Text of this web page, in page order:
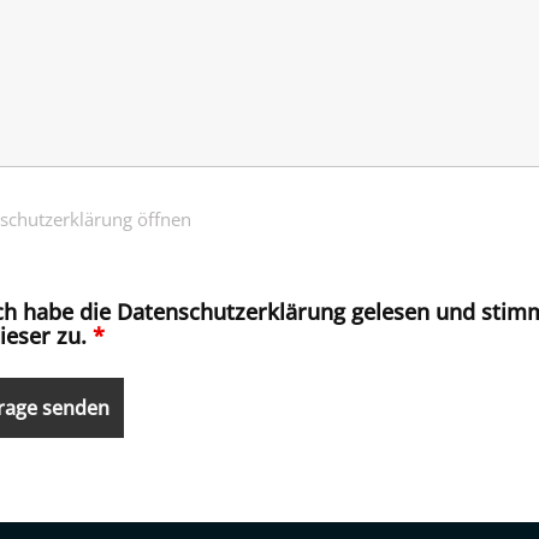
öffnen
habe die Datenschutzerklärung gelesen und
zu. *